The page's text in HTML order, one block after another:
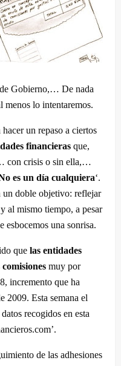
Gobierno,… De nada
menos lo intentaremos.
un repaso a ciertos
financieras que,
con crisis o sin ella,…
es un día cualquiera‘.
un doble objetivo: reflejar
al mismo tiempo, a pesar
esbocemos una sonrisa.
que las entidades
muy por
incremento que ha
2009. Esta semana el
recogidos en esta
de las adhesiones